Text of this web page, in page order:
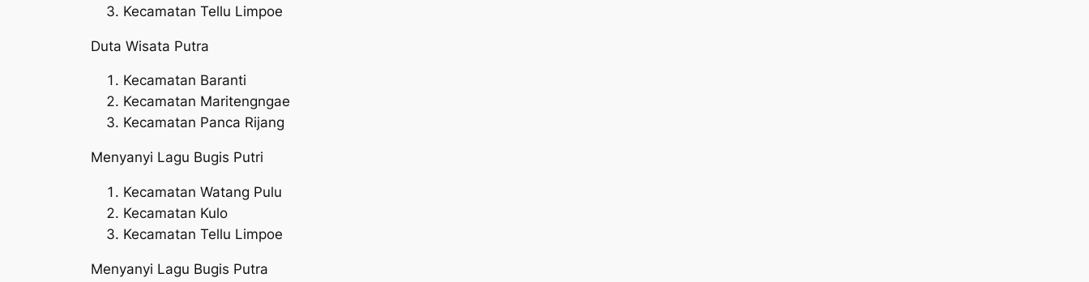
Kecamatan Tellu Limpoe
Duta Wisata Putra
Kecamatan Baranti
Kecamatan Maritengngae
Kecamatan Panca Rijang
Menyanyi Lagu Bugis Putri
Kecamatan Watang Pulu
Kecamatan Kulo
Kecamatan Tellu Limpoe
Menyanyi Lagu Bugis Putra